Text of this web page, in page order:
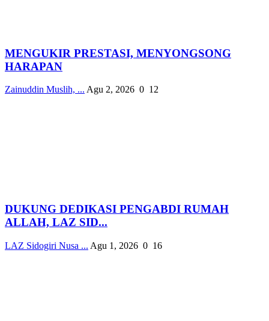
MENGUKIR PRESTASI, MENYONGSONG
HARAPAN
Zainuddin Muslih, ... Agu 2, 2026 0 12
DUKUNG DEDIKASI PENGABDI RUMAH
ALLAH, LAZ SID...
LAZ Sidogiri Nusa ... Agu 1, 2026 0 16